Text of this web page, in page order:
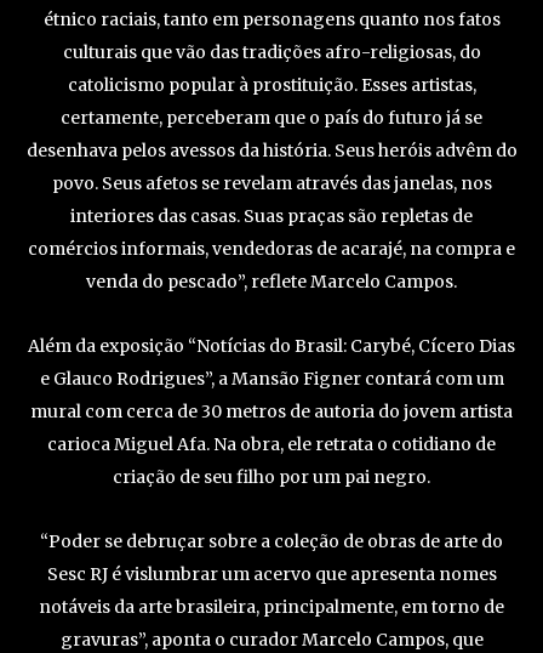
étnico raciais, tanto em personagens quanto nos fatos
culturais que vão das tradições afro-religiosas, do
catolicismo popular à prostituição. Esses artistas,
certamente, perceberam que o país do futuro já se
desenhava pelos avessos da história. Seus heróis advêm do
povo. Seus afetos se revelam através das janelas, nos
interiores das casas. Suas praças são repletas de
comércios informais, vendedoras de acarajé, na compra e
venda do pescado”, reflete Marcelo Campos.
Além da exposição “Notícias do Brasil: Carybé, Cícero Dias
e Glauco Rodrigues”, a Mansão Figner contará com um
mural com cerca de 30 metros de autoria do jovem artista
carioca Miguel Afa. Na obra, ele retrata o cotidiano de
criação de seu filho por um pai negro.
“Poder se debruçar sobre a coleção de obras de arte do
Sesc RJ é vislumbrar um acervo que apresenta nomes
notáveis da arte brasileira, principalmente, em torno de
gravuras”, aponta o curador Marcelo Campos, que